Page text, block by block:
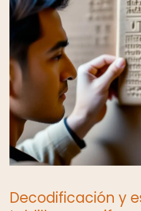
Decodificación y